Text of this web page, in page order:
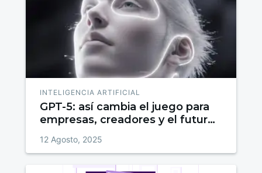
INTELIGENCIA ARTIFICIAL
GPT-5: así cambia el juego para
empresas, creadores y el futuro
12 Agosto, 2025